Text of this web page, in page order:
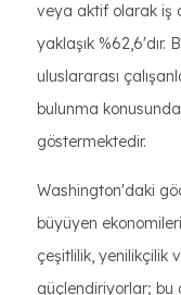
veya aktif olarak iş
yaklaşık %62,6'dır.
uluslararası
bulunma
göstermektedir.
Washington'daki
büyüyen
çeşitlilik, yenilikçilik
güçlendiriyorlar; bu